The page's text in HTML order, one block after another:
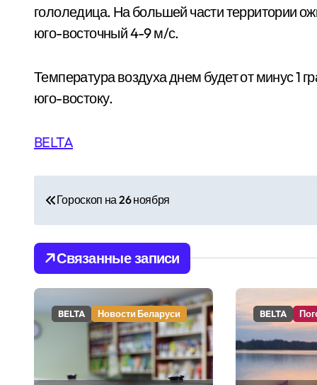
гололедица. На большей части территории
юго-восточный 4-9 м/с.
Температура воздуха днем будет от минус 1
юго-востоку.
BELTA
а
в
и
г
а
Гороскоп на 26 ноября
Связанные записи
BELTA Новости Беларуси BELTA